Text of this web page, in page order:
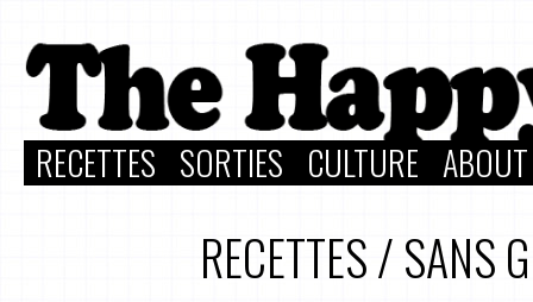
RECETTES SORTIES CULTURE
RECETTES/SANS